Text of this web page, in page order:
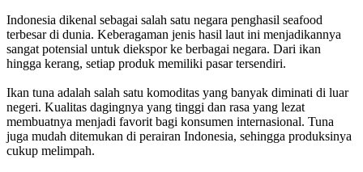
Indonesia dikenal sebagai salah satu negara penghasil seafood
terbesar di dunia. Keberagaman jenis hasil laut ini menjadikannya
sangat potensial untuk diekspor ke berbagai negara. Dari ikan
hingga kerang, setiap produk memiliki pasar tersendiri.
Ikan tuna adalah salah satu komoditas yang banyak diminati di luar
negeri. Kualitas dagingnya yang tinggi dan rasa yang lezat
membuatnya menjadi favorit bagi konsumen internasional. Tuna
juga mudah ditemukan di perairan Indonesia, sehingga produksinya
cukup melimpah.